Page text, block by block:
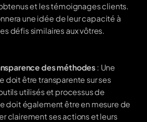
et les témoignages clients.
une idée de leur capacité à
défis similaires aux vôtres.
des méthodes : Une
doit être transparente sur ses
utilisés et processus de
doit également être en mesure de
clairement ses actions et leurs